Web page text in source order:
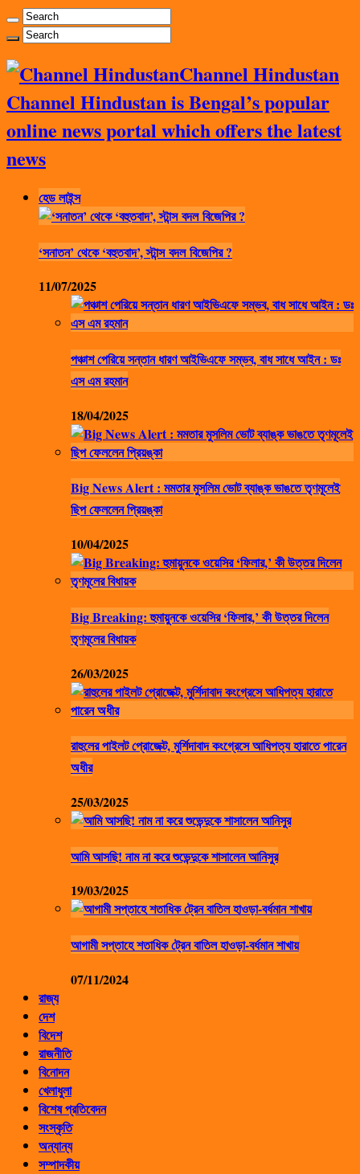
Channel Hindustan
Channel Hindustan is Bengal’s popular
online news portal which offers the latest
news
হেড লাইন্স
‘সনাতন’ থেকে ‘বহুতবাদ’, স্টান্স বদল বিজেপির ?
11/07/2025
পঞ্চাশ পেরিয়ে সন্তান ধারণ আইভিএফে সম্ভব, বাধ সাধে আইন : ডঃ
এস এম রহমান
18/04/2025
Big News Alert : মমতার মুসলিম ভোট ব্যাঙ্ক ভাঙতে তৃণমূলেই
ছিপ ফেললেন প্রিয়ঙ্কা
10/04/2025
Big Breaking: হুমায়ুনকে ওয়েসির ‘ফিলার,’ কী উত্তর দিলেন
তৃণমূলের বিধায়ক
26/03/2025
রাহুলের পাইলট প্রোজেক্ট, মুর্শিদাবাদ কংগ্রেসে আধিপত্য হারাতে পারেন
অধীর
25/03/2025
আমি আসছি! নাম না করে শুভেন্দুকে শাসালেন আনিসুর
19/03/2025
আগামী সপ্তাহে শতাধিক ট্রেন বাতিল হাওড়া-বর্ধমান শাখায়
07/11/2024
রাজ্য
দেশ
বিদেশ
রাজনীতি
বিনোদন
খেলাধুলা
বিশেষ প্রতিবেদন
সংস্কৃতি
অন্যান্য
সম্পাদকীয়